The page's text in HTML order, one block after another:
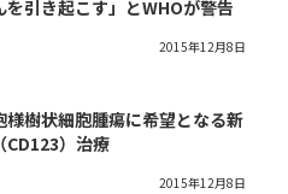
を引き起こす」とWHOが警告
2015年12月8日
様樹状細胞腫瘍に希望となる新
CD123）治療
2015年12月8日